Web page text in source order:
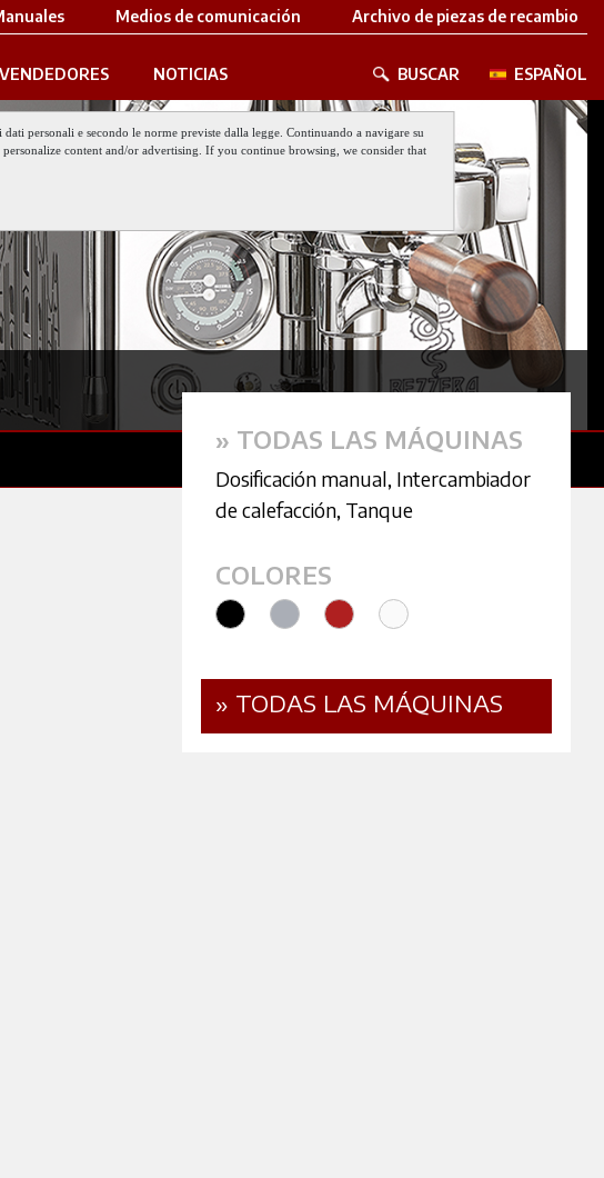
Archivo de piezas de recambio
Medios de comunicación
NOTICIAS BUSCAR ESPAÑOL
personali e secondo le norme previste dalla legge. Continuando a navigare su
content and/or advertising. If you continue browsing, we consider that
» TODAS LAS MÁQUINAS
Dosificación manual, Intercambiador
de calefacción, Tanque
COLORES
» TODAS LAS MÁQUINAS